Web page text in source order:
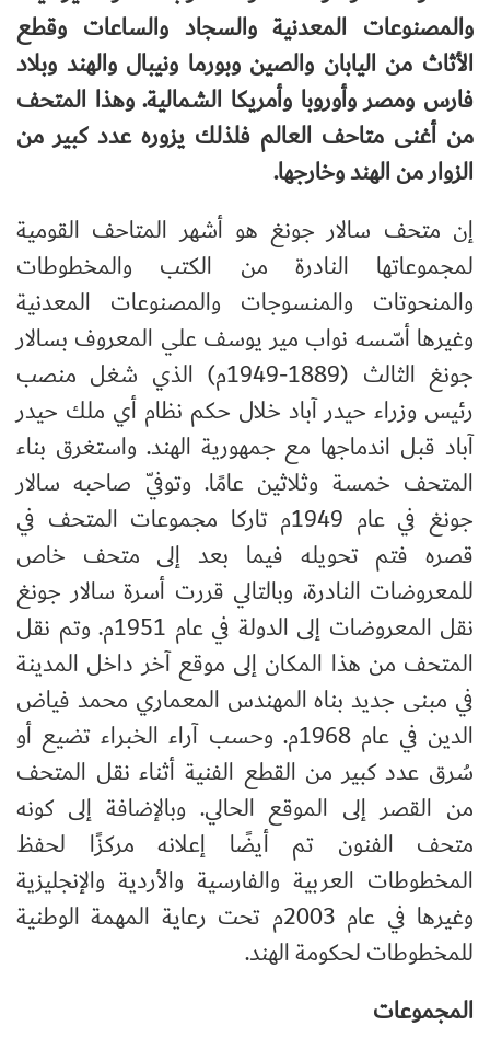
والمصنوعات المعدنية والسجاد والساعات وقطع
الأثاث من اليابان والصين وبورما ونيبال والهند وبلاد
فارس ومصر وأوروبا وأمريكا الشمالية. وهذا المتحف
من أغنى متاحف العالم فلذلك يزوره عدد كبير من
الزوار من الهند وخارجها.
إن متحف سالار جونغ هو أشهر المتاحف القومية
لمجموعاتها النادرة من الكتب والمخطوطات
والمنحوتات والمنسوجات والمصنوعات المعدنية
وغيرها أسّسه نواب مير يوسف علي المعروف بسالار
جونغ الثالث (1889-1949م) الذي شغل منصب
رئيس وزراء حيدر آباد خلال حكم نظام أي ملك حيدر
آباد قبل اندماجها مع جمهورية الهند. واستغرق بناء
المتحف خمسة وثلاثين عامًا. وتوفّي صاحبه سالار
جونغ في عام 1949م تاركا مجموعات المتحف في
قصره فتم تحويله فيما بعد إلى متحف خاص
للمعروضات النادرة، وبالتالي قررت أسرة سالار جونغ
نقل المعروضات إلى الدولة في عام 1951م. وتم نقل
المتحف من هذا المكان إلى موقع آخر داخل المدينة
في مبنى جديد بناه المهندس المعماري محمد فياض
الدين في عام 1968م. وحسب آراء الخبراء تضيع أو
سُرق عدد كبير من القطع الفنية أثناء نقل المتحف
من القصر إلى الموقع الحالي. وبالإضافة إلى كونه
متحف الفنون تم أيضًا إعلانه مركزًا لحفظ
المخطوطات العربية والفارسية والأردية والإنجليزية
وغيرها في عام 2003م تحت رعاية المهمة الوطنية
للمخطوطات لحكومة الهند.
المجموعات